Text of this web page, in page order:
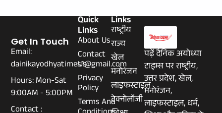
पढ़ें दैनिक अयोध्या
टाइम्स पर राष्ट्रीय,
उत्तर प्रदेश, खेल,
मनोरंजन,
लाइफस्टाइल, धर्म,
Links
राष्ट्रीय
राज्य
खेल
मनोरंजन
लाइफस्टाइल
टेक्नोलॉजी
Quick
Links
About Us
Contact
Us
Privacy
Policy
Terms And
Get In Touch
Email:
dainikayodhyatimes1@gmail.com
Hours: Mon-Sat
9:00AM - 5:00PM